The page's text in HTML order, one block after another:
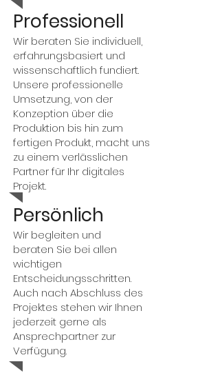
Professionell
Wir beraten Sie individuell,
erfahrungsbasiert und
wissenschaftlich fundiert.
Unsere professionelle
Umsetzung, von der
Konzeption über die
Produktion bis hin zum
fertigen Produkt, macht uns
zu einem verlässlichen
Partner für Ihr digitales
Projekt.
Persönlich
Wir begleiten und
beraten Sie bei allen
wichtigen
Entscheidungsschritten.
Auch nach Abschluss des
Projektes stehen wir Ihnen
jederzeit gerne als
Ansprechpartner zur
Verfügung.